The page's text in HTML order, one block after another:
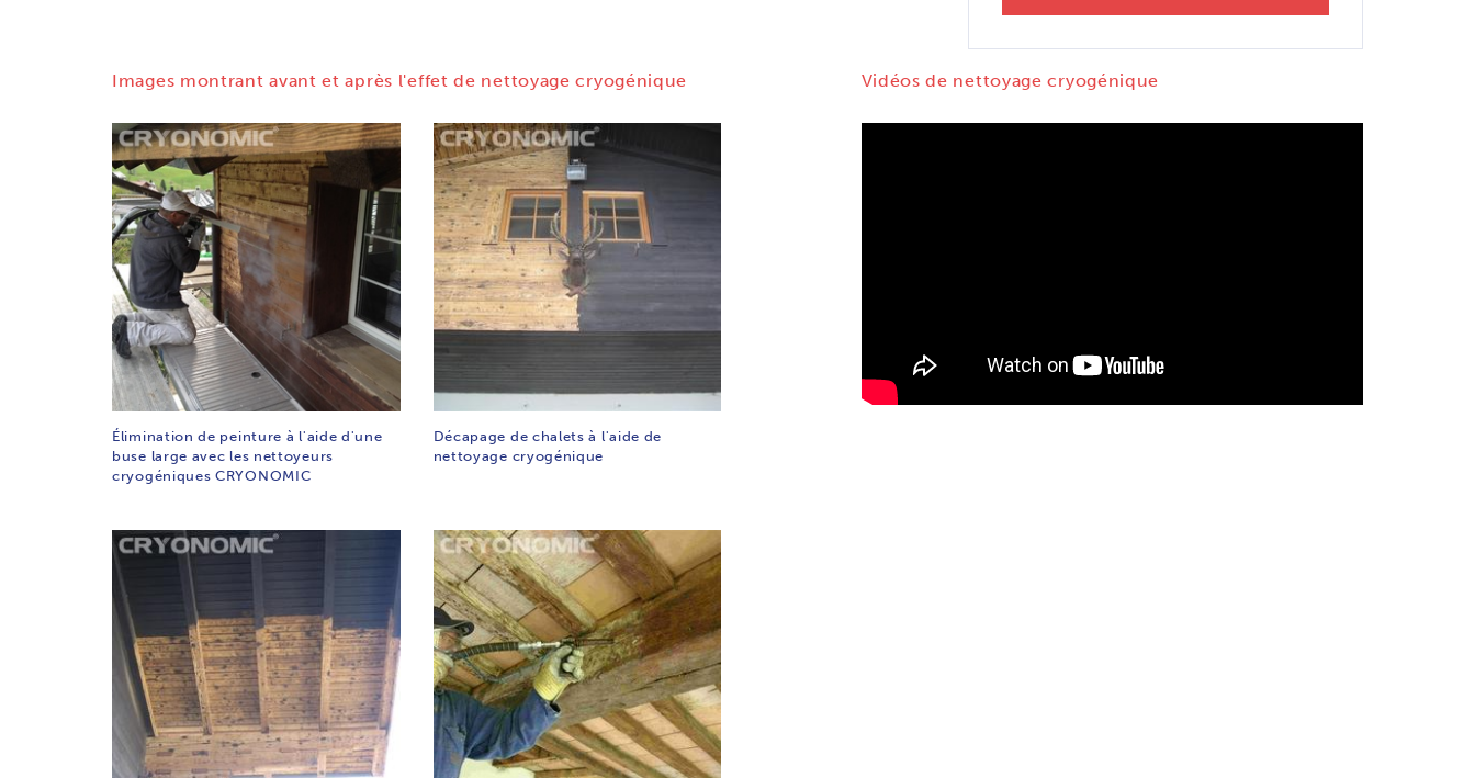
Images montrant avant et après l'effet de nettoyage cryogénique
Élimination de peinture à l'aide d'une
buse large avec les nettoyeurs
cryogéniques CRYONOMIC
Décapage de chalets à l'aide de
nettoyage cryogénique
Vidéos de nettoyage cryogénique